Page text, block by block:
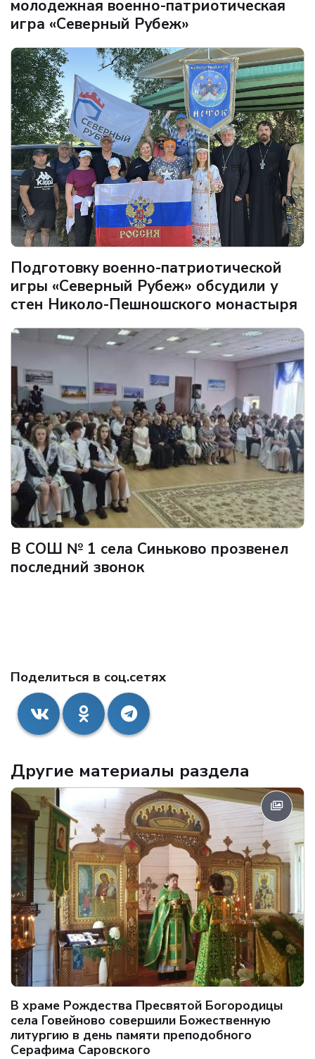
молодежная военно-патриотическая
игра «Северный Рубеж»
Подготовку военно-патриотической
игры «Северный Рубеж» обсудили у
стен Николо-Пешношского монастыря
В СОШ № 1 села Синьково прозвенел
последний звонок
Поделиться в соц.сетях
Другие материалы раздела
В храме Рождества Пресвятой Богородицы
села Говейново совершили Божественную
литургию в день памяти преподобного
Серафима Саровского